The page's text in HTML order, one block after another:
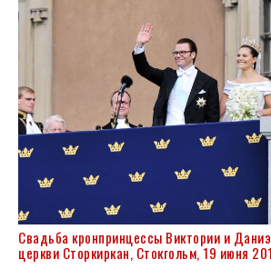
Свадьба кронпринцессы Виктории и
церкви Сторкиркан, Стокгольм, 19 июня